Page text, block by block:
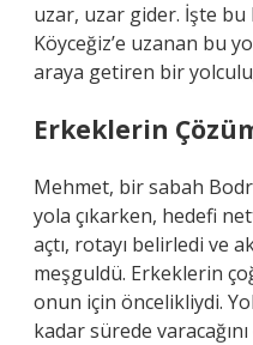
uzar, uzar gider. İşte bu
Köyceğiz’e uzanan bu
araya getiren bir
Erkeklerin
Mehmet, bir sabah
yola çıkarken, hedefi
açtı, rotayı belirledi ve
meşguldü. Erkeklerin
onun için öncelikliydi.
kadar sürede